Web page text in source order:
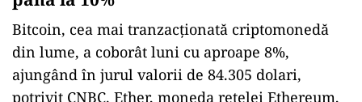
Bitcoin, cea mai tranzacționată criptomonedă
din lume, a coborât luni cu aproape 8%,
ajungând în jurul valorii de 84.305 dolari,
potrivit CNBC. Ether, moneda rețelei Ethereum,